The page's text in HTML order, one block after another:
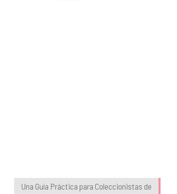
Una Guía Práctica para Coleccionistas de